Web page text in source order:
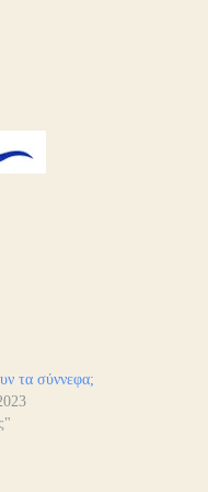
τα σύννεφα;